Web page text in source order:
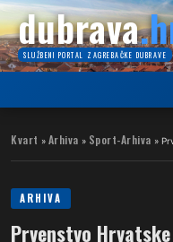
dubrava
SLUŽBENI PORTAL ZAGREBAČKE DUBRAVE
Kvart » Arhiva » Sport-Arhiva »
ARHIVA
Prvenstvo